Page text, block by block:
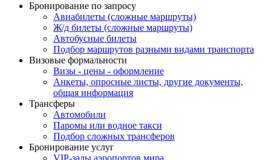
Бронирование по запросу
Авиабилеты (сложные маршруты)
Ж/д билеты (сложные маршруты)
Автобусные билеты
Подбор маршрутов разными видами транспорта
Визовые формальности
Визы - цены - оформление
Анкеты, опросные листы, другие документы,
общая информация
Трансферы
Автомобили
Паромы или водное такси
Подбор сложных трансферов
Бронирование услуг
VIP-залы аэропортов мира